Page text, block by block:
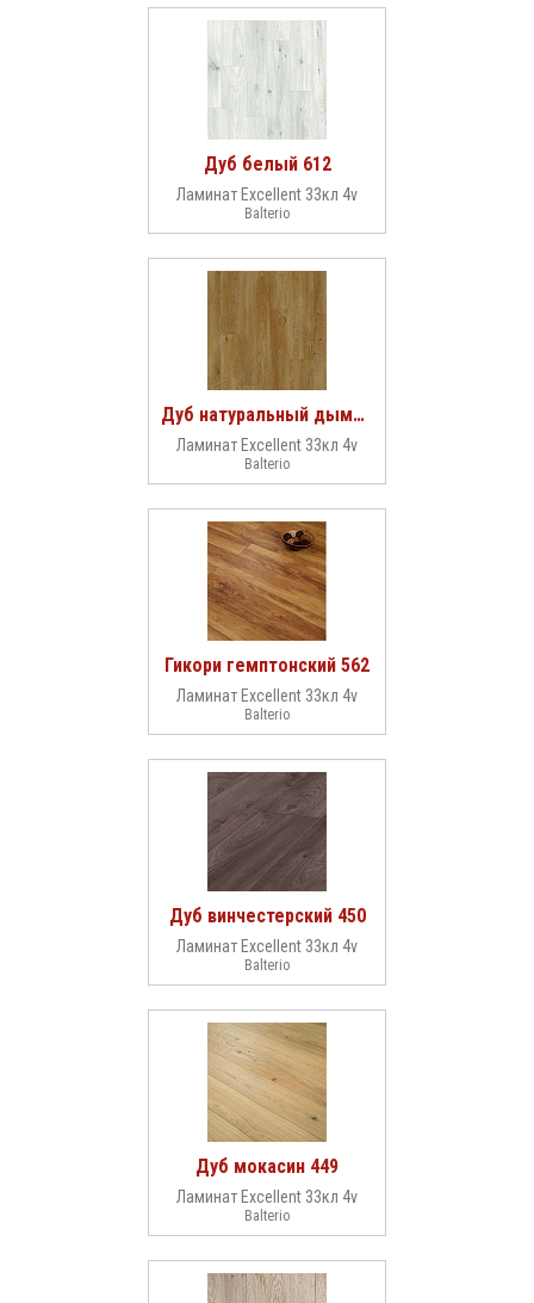
Дуб белый 612
Ламинат Excellent 33кл 4v
Balterio
Дуб натуральный дымчатый 600
Ламинат Excellent 33кл 4v
Balterio
Гикори гемптонский 562
Ламинат Excellent 33кл 4v
Balterio
Дуб винчестерский 450
Ламинат Excellent 33кл 4v
Balterio
Дуб мокасин 449
Ламинат Excellent 33кл 4v
Balterio